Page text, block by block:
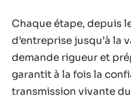
Chaque étape, depuis
d’entreprise jusqu’à la
demande rigueur et
garantit à la fois la
transmission vivante